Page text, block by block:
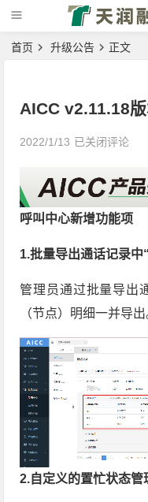
首页 升级公告 正文
AICC v2.11.18
2022/1/13 已关闭评论
呼叫中心新增功能项
1.批量导出通话记录中
管理员通过批量导出
（节点）明细一并导出
2.自定义的置忙状态